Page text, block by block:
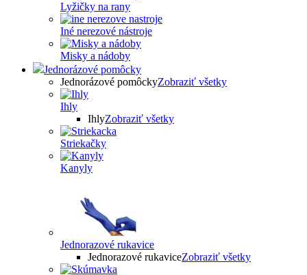
Lyžičky na rany
Iné nerezové nástroje
Misky a nádoby
Jednorázové pomôcky
Jednorázové pomôckyZobraziť všetky
Ihly
IhlyZobraziť všetky
Striekačky
Kanyly
Jednorazové rukavice
Jednorazové rukaviceZobraziť všetky